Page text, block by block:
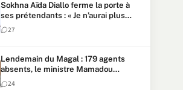
Sokhna Aïda Diallo ferme la porte à
ses prétendants : « Je n’aurai plus
jamais un autre mari »
27
Lendemain du Magal : 179 agents
absents, le ministre Mamadou
Lamine Dianté exige des explications
24